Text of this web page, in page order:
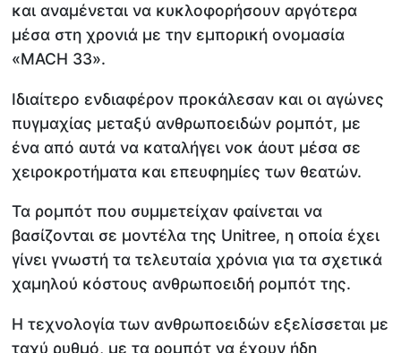
και αναμένεται να κυκλοφορήσουν αργότερα
μέσα στη χρονιά με την εμπορική ονομασία
«MACH 33».
Ιδιαίτερο ενδιαφέρον προκάλεσαν και οι αγώνες
πυγμαχίας μεταξύ ανθρωποειδών ρομπότ, με
ένα από αυτά να καταλήγει νοκ άουτ μέσα σε
χειροκροτήματα και επευφημίες των θεατών.
Τα ρομπότ που συμμετείχαν φαίνεται να
βασίζονται σε μοντέλα της Unitree, η οποία έχει
γίνει γνωστή τα τελευταία χρόνια για τα σχετικά
χαμηλού κόστους ανθρωποειδή ρομπότ της.
Η τεχνολογία των ανθρωποειδών εξελίσσεται με
ταχύ ρυθμό, με τα ρομπότ να έχουν ήδη